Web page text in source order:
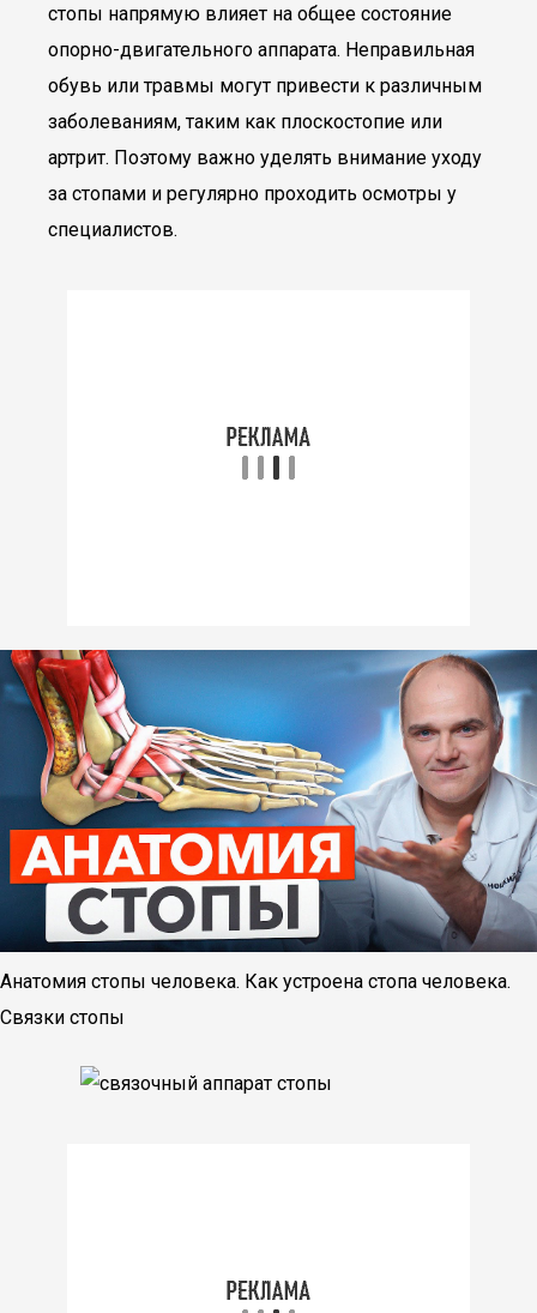
стопы напрямую влияет на общее состояние
опорно-двигательного аппарата. Неправильная
обувь или травмы могут привести к различным
заболеваниям, таким как плоскостопие или
артрит. Поэтому важно уделять внимание уходу
за стопами и регулярно проходить осмотры у
специалистов.
Анатомия стопы человека. Как устроена стопа человека.
Связки стопы